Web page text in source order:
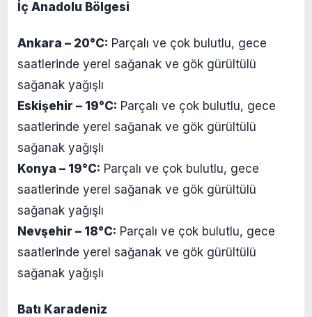
İç Anadolu Bölgesi
Ankara – 20°C: Parçalı ve çok bulutlu, gece
saatlerinde yerel sağanak ve gök gürültülü
sağanak yağışlı
Eskişehir – 19°C: Parçalı ve çok bulutlu, gece
saatlerinde yerel sağanak ve gök gürültülü
sağanak yağışlı
Konya – 19°C: Parçalı ve çok bulutlu, gece
saatlerinde yerel sağanak ve gök gürültülü
sağanak yağışlı
Nevşehir – 18°C: Parçalı ve çok bulutlu, gece
saatlerinde yerel sağanak ve gök gürültülü
sağanak yağışlı
Batı Karadeniz